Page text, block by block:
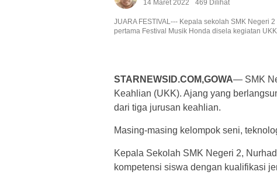
14 Maret 2022
469 Dilihat
JUARA FESTIVAL--- Kepala sekolah SMK Negeri
pertama Festival Musik Honda disela kegiatan
STARNEWSID.COM,GOWA— SMK
Keahlian (UKK). Ajang yang
dari tiga jurusan keahlian.
Masing-masing kelompok seni,
Kepala Sekolah SMK Negeri 2,
kompetensi siswa dengan kualifikasi